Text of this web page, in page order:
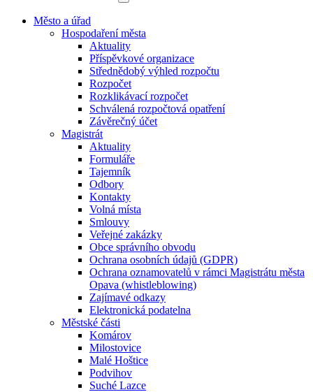
Město a úřad
Hospodaření města
Aktuality
Příspěvkové organizace
Střednědobý výhled rozpočtu
Rozpočet
Rozklikávací rozpočet
Schválená rozpočtová opatření
Závěrečný účet
Magistrát
Aktuality
Formuláře
Tajemník
Odbory
Kontakty
Volná místa
Smlouvy
Veřejné zakázky
Obce správního obvodu
Ochrana osobních údajů (GDPR)
Ochrana oznamovatelů v rámci Magistrátu města
Opava (whistleblowing)
Zajímavé odkazy
Elektronická podatelna
Městské části
Komárov
Milostovice
Malé Hoštice
Podvihov
Suché Lazce